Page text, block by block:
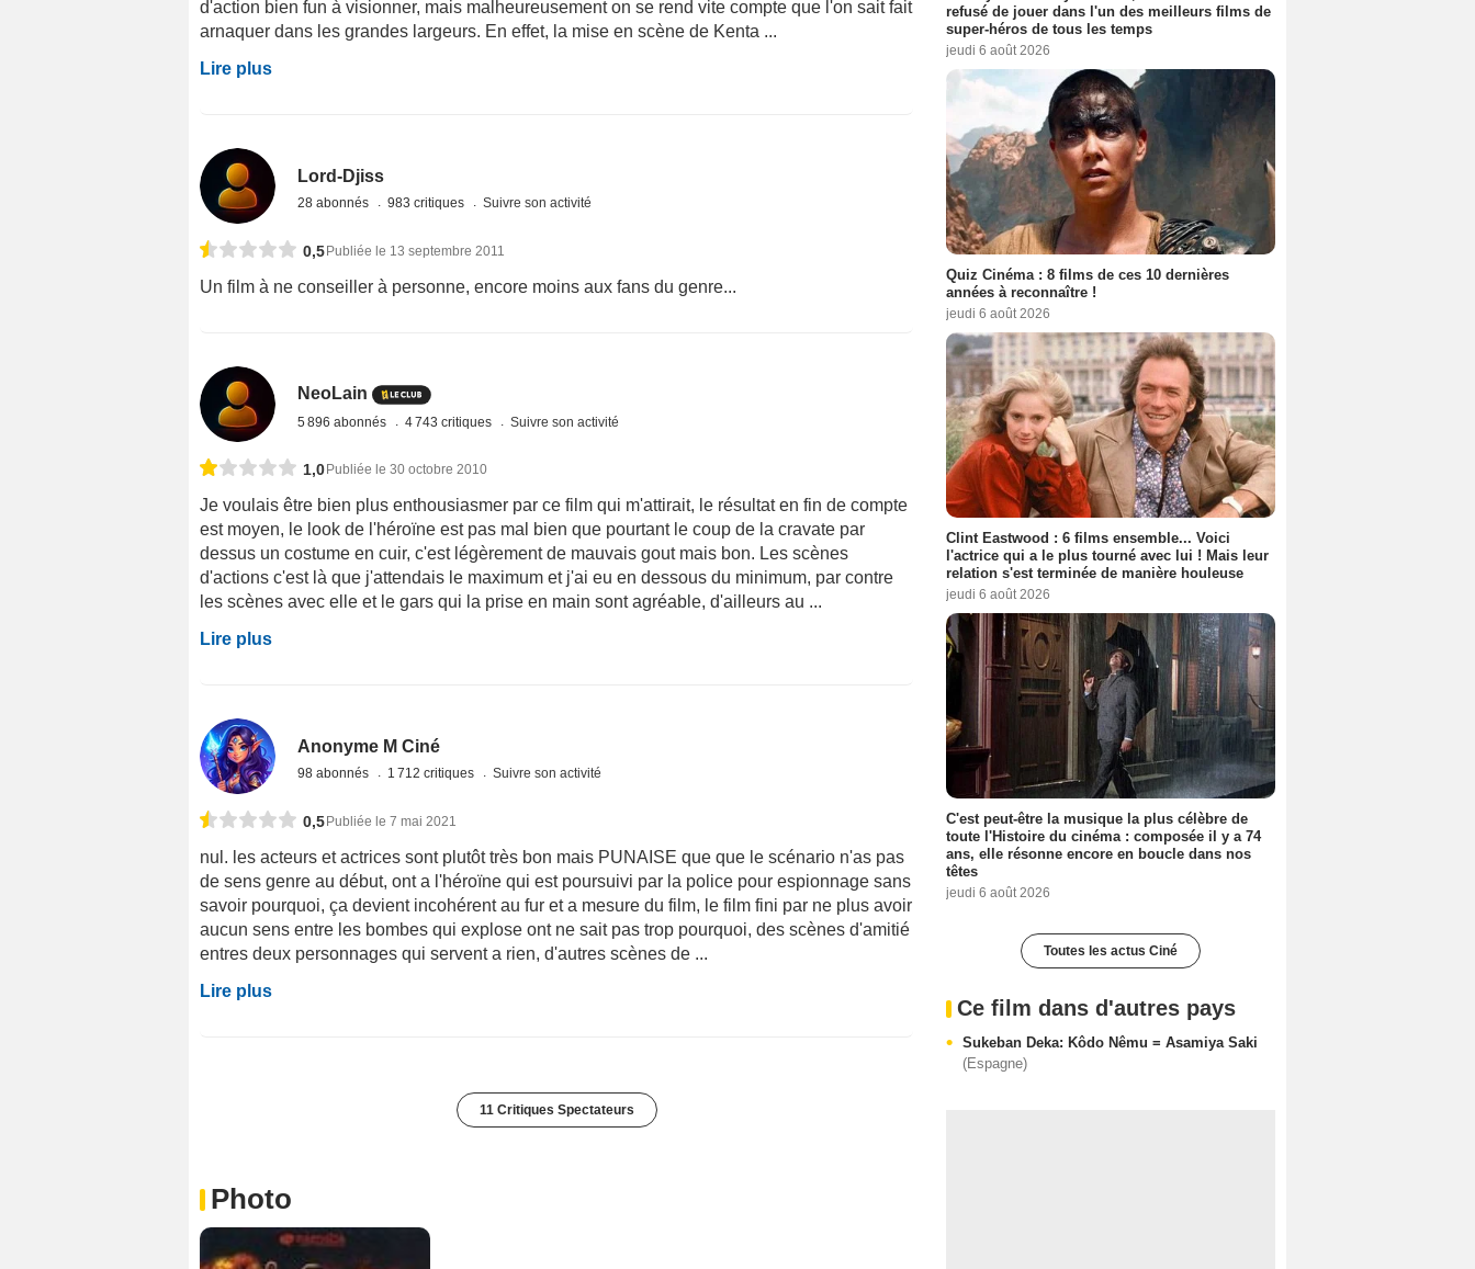
d'action bien fun à visionner, mais malheureusement on se rend vite compte que l'on sait fait
arnaquer dans les grandes largeurs. En effet, la mise en scène de Kenta ...
Lire plus
Lord-Djiss
28 abonnés 983 critiques Suivre son activité
0,5 Publiée le 13 septembre 2011
Un film à ne conseiller à personne, encore moins aux fans du genre...
NeoLain
5 896 abonnés 4 743 critiques Suivre son activité
1,0 Publiée le 30 octobre 2010
Je voulais être bien plus enthousiasmer par ce film qui m'attirait, le résultat en fin de compte
est moyen, le look de l'héroïne est pas mal bien que pourtant le coup de la cravate par
dessus un costume en cuir, c'est légèrement de mauvais gout mais bon. Les scènes
d'actions c'est là que j'attendais le maximum et j'ai eu en dessous du minimum, par contre
les scènes avec elle et le gars qui la prise en main sont agréable, d'ailleurs au ...
Lire plus
Anonyme M Ciné
98 abonnés 1 712 critiques Suivre son activité
0,5 Publiée le 7 mai 2021
nul. les acteurs et actrices sont plutôt très bon mais PUNAISE que que le scénario n'as pas
de sens genre au début, ont a l'héroïne qui est poursuivi par la police pour espionnage sans
savoir pourquoi, ça devient incohérent au fur et a mesure du film, le film fini par ne plus avoir
aucun sens entre les bombes qui explose ont ne sait pas trop pourquoi, des scènes d'amitié
entres deux personnages qui servent a rien, d'autres scènes de ...
Lire plus
11 Critiques Spectateurs
Photo
refusé de jouer dans l'un des meilleurs films de
super-héros de tous les temps
jeudi 6 août 2026
Quiz Cinéma : 8 films de ces 10 dernières
années à reconnaître !
jeudi 6 août 2026
Clint Eastwood : 6 films ensemble... Voici
l'actrice qui a le plus tourné avec lui ! Mais leur
relation s'est terminée de manière houleuse
jeudi 6 août 2026
C'est peut-être la musique la plus célèbre de
toute l'Histoire du cinéma : composée il y a 74
ans, elle résonne encore en boucle dans nos
têtes
jeudi 6 août 2026
Toutes les actus Ciné
Ce film dans d'autres pays
Sukeban Deka: Kôdo Nêmu = Asamiya Saki
(Espagne)